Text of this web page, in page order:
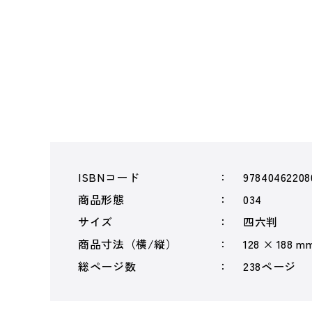
ISBNコード
商品形態
034
サイズ
四六判
商品寸法（横/縦）
128 × 188
総ページ数
238ページ